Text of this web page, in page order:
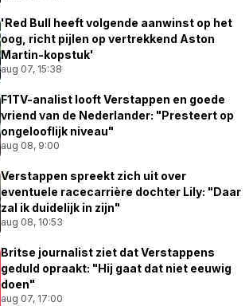
'Red Bull heeft volgende aanwinst op het
oog, richt pijlen op vertrekkend Aston
Martin-kopstuk'
aug 07, 15:38
F1TV-analist looft Verstappen en goede
vriend van de Nederlander: "Presteert op
ongelooflijk niveau"
aug 08, 9:00
Verstappen spreekt zich uit over
eventuele racecarrière dochter Lily: "Daar
zal ik duidelijk in zijn"
aug 08, 10:53
Britse journalist ziet dat Verstappens
geduld opraakt: "Hij gaat dat niet eeuwig
doen"
aug 07, 17:00